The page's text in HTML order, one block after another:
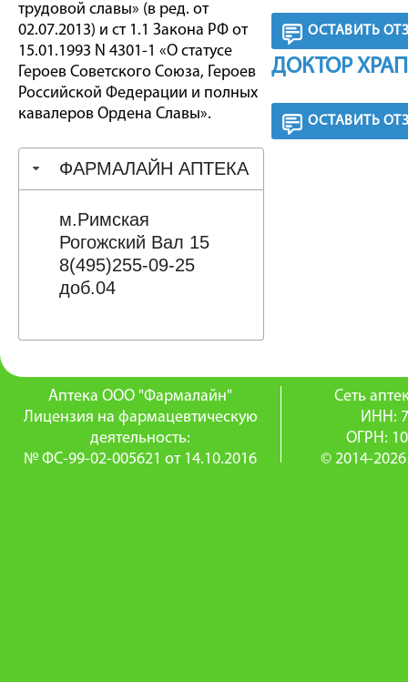
трудовой славы» (в ред. от
02.07.2013) и ст 1.1 Закона РФ от
15.01.1993 N 4301-1 «О статусе
Героев Советского Союза, Героев
Российской Федерации и полных
кавалеров Ордена Славы».
ФАРМАЛАЙН АПТЕКА
м.Римская
Рогожский Вал 15
8(495)255-09-25
доб.04
ОСТАВИТЬ
ДОКТОР
ОСТАВИТЬ
Аптека ООО "Фармалайн"
Лицензия на фармацевтическую
деятельность:
№ ФС-99-02-005621 от 14.10.2016
Сеть
ИНН:
ОГРН:
© 2014-